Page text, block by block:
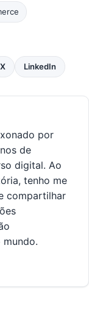
X LinkedIn
por
de
digital. Ao
tenho me
compartilhar